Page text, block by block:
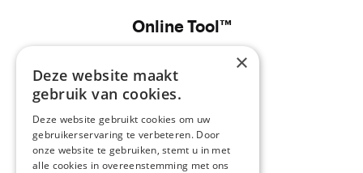
Online Tool™
Sollicitatiebrief
Prijs
Bedrijfsgegevens
×
Deze website maakt
gebruik van cookies.
Deze website gebruikt cookies om uw
gebruikerservaring te verbeteren. Door
onze website te gebruiken, stemt u in met
alle cookies in overeenstemming met ons